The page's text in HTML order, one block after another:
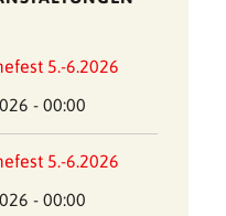
5.-6.2026
- 00:00
5.-6.2026
- 00:00